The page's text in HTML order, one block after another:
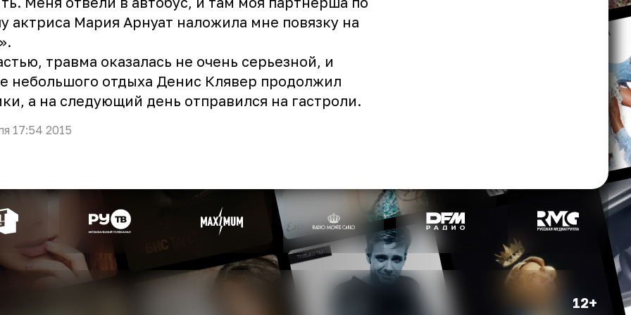
актриса Мария Арнуат наложила мне повязку на
травма оказалась не очень серьезной, и
небольшого отдыха Денис Клявер продолжил
а на следующий день отправился на гастроли.
17:54 2015
12+